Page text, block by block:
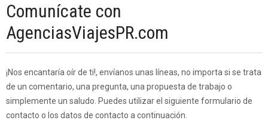
Comunícate con
AgenciasViajesPR.com
¡Nos encantaría oír de ti!, envíanos unas líneas, no importa si se trata
de un comentario, una pregunta, una propuesta de trabajo o
simplemente un saludo. Puedes utilizar el siguiente formulario de
contacto o los datos de contacto a continuación.